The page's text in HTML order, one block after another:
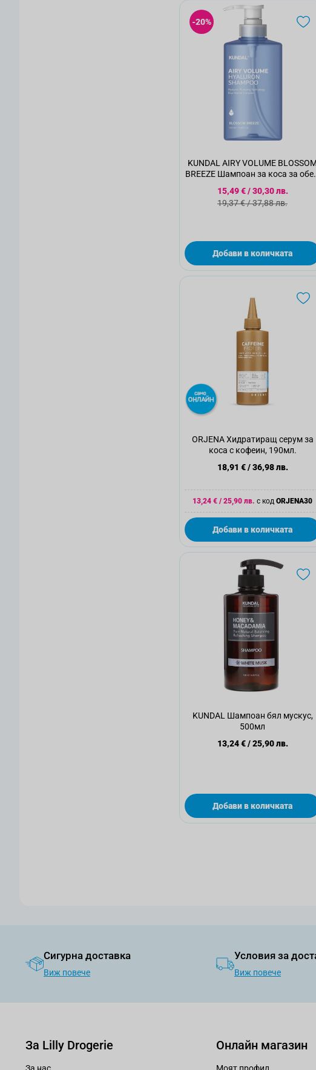
-20%
KUNDAL AIRY VOLUME BLOSSOM
BREEZE Шампоан за коса за
Специална цена
15,49 €/30,30 лв.
Стандартна цена
19,37 €/37,88 лв.
Добави в количката
ORJENA Хидратиращ серум за
коса с кофеин, 190мл.
18,91 €/36,98 лв.
13,24 € / 25,90 лв. с код ORJENA30
Добави в количката
KUNDAL Шампоан бял мускус,
500мл
13,24 €/25,90 лв.
Добави в количката
Сигурна доставка
Виж повече
Условия за
Виж повече
За Lilly Drogerie Онлайн магазин